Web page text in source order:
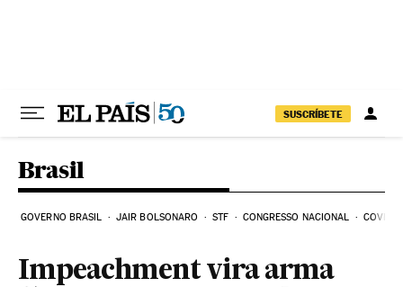
SUSCRÍBETE
Brasil
GOVERNO BRASIL JAIR BOLSONARO STF CONGRESSO NACIONAL COVID-
Impeachment vira arma